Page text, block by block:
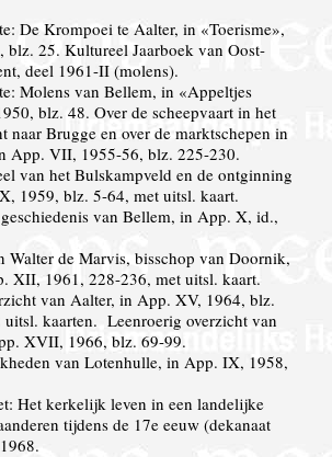
De Krompoei te Aalter, in «Toerisme»,
blz. 25. Kultureel Jaarboek van Oost-
deel 1961-II (molens).
Molens van Bellem, in «Appeltjes
blz. 48. Over de scheepvaart in het
naar Brugge en over de marktschepen in
App. VII, 1955-56, blz. 225-230.
van het Bulskampveld en de ontginning
1959, blz. 5-64, met uitsl. kaart.
van Bellem, in App. X, id.,
Walter de Marvis, bisschop van Doornik,
XII, 1961, 228-236, met uitsl. kaart.
van Aalter, in App. XV, 1964, blz.
uitsl. kaarten. Leenroerig overzicht van
XVII, 1966, blz. 69-99.
van Lotenhulle, in App. IX, 1958,
Het kerkelijk leven in een landelijke
tijdens de 17e eeuw (dekanaat